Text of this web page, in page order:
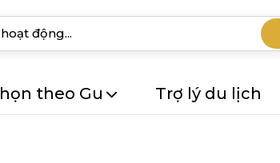
theo Gu Trợ lý du lịch